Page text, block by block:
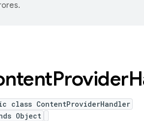
Provider
class ContentProviderHandler
Object